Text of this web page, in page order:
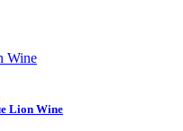
Wine
Lion Wine